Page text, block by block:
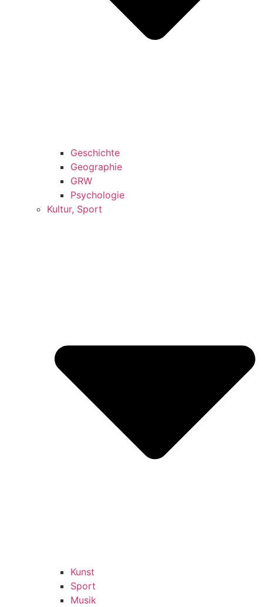
Geschichte
Geographie
GRW
Psychologie
Kultur, Sport
Kunst
Sport
Musik